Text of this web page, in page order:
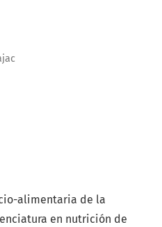
alimentaria de la
en nutrición de